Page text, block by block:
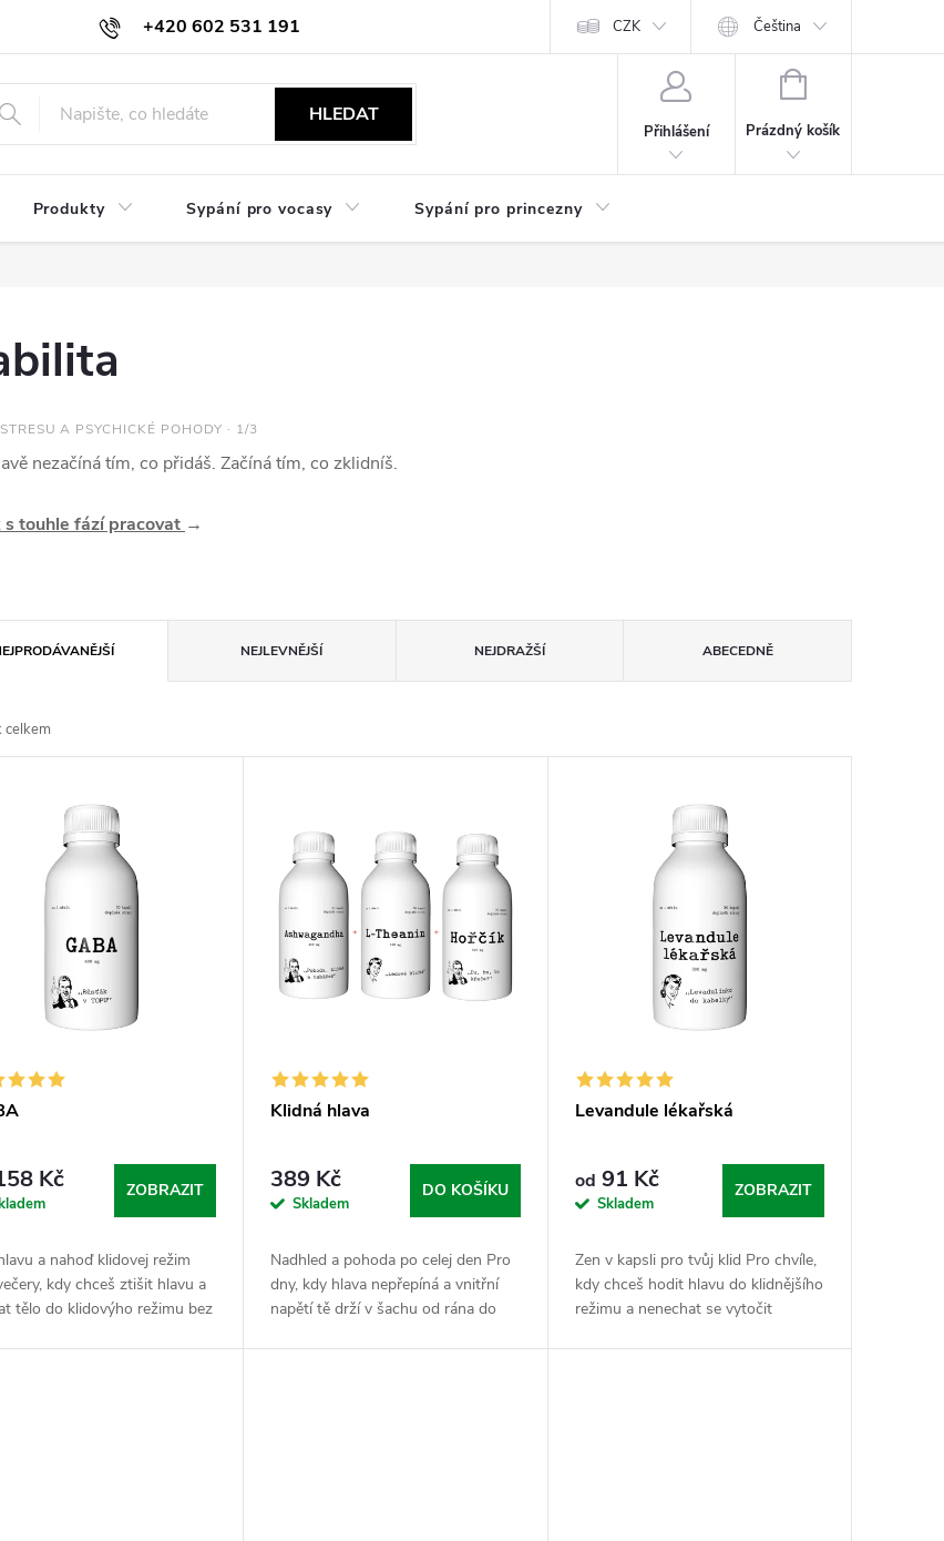
+420 602 531 191
a vrácení Obchodní sdělení Hodnocení obchodu CZK Čeština
HLEDAT
Přihlášení
NÁKUPNÍ
Prázdný košík
Produkty Sypání pro vocasy Sypání pro princezny
A PSYCHICKÉ POHODY · 1/3
nezačíná tím, co přidáš. Začíná tím, co zklidníš.
s touhle fází pracovat →
NEJLEVNĚJŠÍ NEJDRAŽŠÍ ABECEDNĚ
celkem
Kč ZOBRAZIT
a nahoď klidovej režim
kdy chceš ztišit hlavu a
tělo do klidovýho režimu bez
Klidná hlava
389 Kč
Skladem
DO KOŠÍKU
Nadhled a pohoda po celej den Pro
dny, kdy hlava nepřepíná a vnitřní
napětí tě drží v šachu od rána do
Levandule lékařská
od 91 Kč
Skladem
ZOBRAZIT
Zen v kapsli pro tvůj klid Pro chvíle,
kdy chceš hodit hlavu do klidnějšího
režimu a nenechat se vytočit